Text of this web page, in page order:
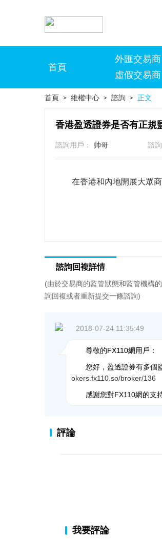
首頁
外匯交易商
虛假交易商
首頁 > 維權中心 > 諮詢 > 正文
香港盈透證券是否有正規
諮詢用戶： 帅哥 諮
在香港和內地開展大眾
諮詢回複詳情
(由於交易商的監管狀態和監管機構
詢回複或者重新提交一條諮詢)
2018-07-24 11:35:49
尊敬的FX110網用戶：
您好，盈透證券有多個
okers.fx110.so/broker/136
感謝您對FX110網的支
評論
我要評論